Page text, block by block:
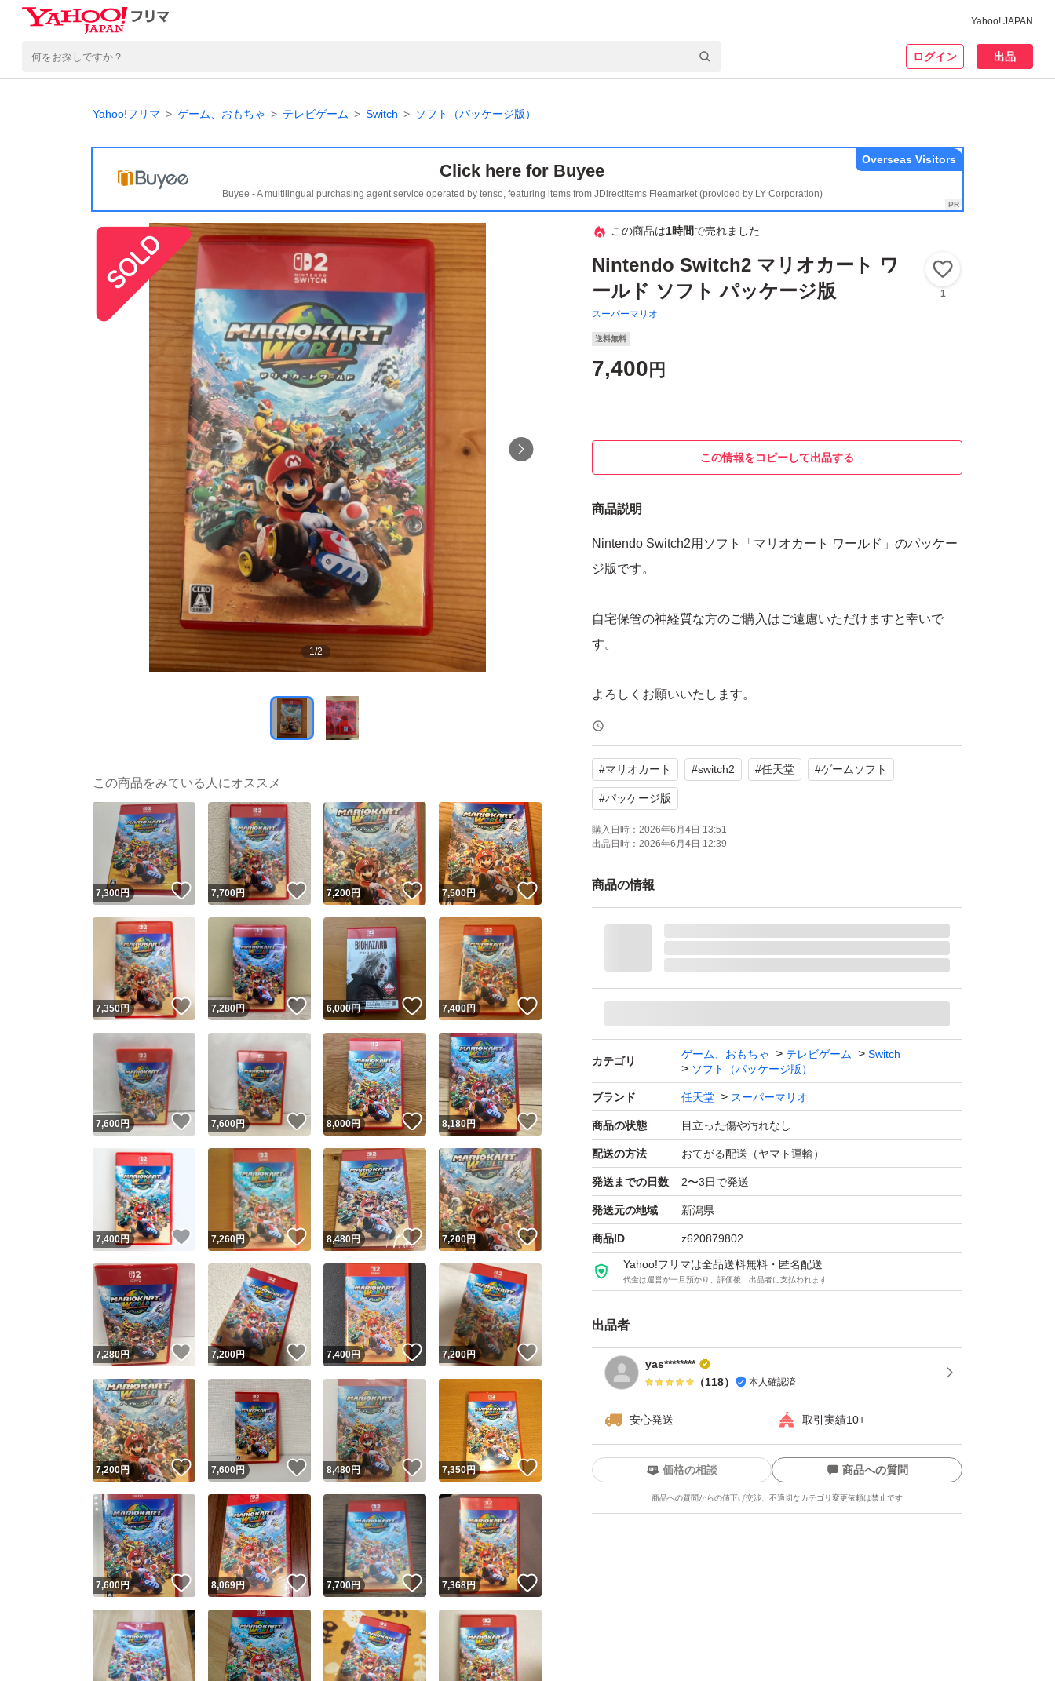
Yahoo! JAPAN
ログイン 出品
Yahoo!フリマ ゲーム、おもちゃ テレビゲーム Switch ソフト（パッケージ版）
Click here for Buyee
Buyee - A multilingual purchasing agent service operated by tenso, featuring items from JDirectItems Fleamarket (provided by LY Corporation)
Overseas Visitors
1/2
この商品は1時間で売れました
Nintendo Switch2 マリオカート ワ
ールド ソフト パッケージ版
スーパーマリオ
1
送料無料
7,400 円
この情報をコピーして出品する
商品説明
Nintendo Switch2用ソフト「マリオカート ワールド」のパッケー
ジ版です。
自宅保管の神経質な方のご購入はご遠慮いただけますと幸いで
す。
よろしくお願いいたします。
#マリオカート #switch2 #任天堂 #ゲームソフト
#パッケージ版
購入日時： 2026年6月4日 13:51
出品日時： 2026年6月4日 12:39
商品の情報
カテゴリ
ゲーム、おもちゃ テレビゲーム
Switch
ソフト（パッケージ版）
ブランド 任天堂 スーパーマリオ
商品の状態 目立った傷や汚れなし
配送の方法 おてがる配送（ヤマト運輸）
発送までの日数 2〜3日で発送
発送元の地域 新潟県
商品ID z620879802
Yahoo!フリマは全品送料無料・匿名配送
代金は運営が一旦預かり、評価後、出品者に支払われます
出品者
yas********
（118） 本人確認済
安心発送 取引実績10+
ユーザーの実績について
Yahoo!フリマが定めた一定の基準を満たしたユーザーにバッジを付与しています
安心取引出品者
安心取引出品者 Yahoo!フリマの基準をクリアした安心・安全なユーザーです
価格の相談 商品への質問
商品への質問からの値下げ交渉、不適切なカテゴリ変更依頼は禁止です
この商品の情報をコピーします
この商品をみている人にオススメ
7,300円 いいね！
7,700円 いいね！
7,200円 いいね！
7,500円
7,350円 いいね！
7,280円 いいね！
6,000円 いいね！
7,400円
7,600円 いいね！
7,600円 いいね！
8,000円 いいね！
8,180円 いいね！
7,400円 いいね！
7,260円 いいね！
8,480円 いいね！
7,200円
7,280円 いいね！
7,200円 いいね！
7,400円 いいね！
7,200円
7,200円 いいね！
7,600円 いいね！
8,480円 いいね！
7,350円
7,600円 いいね！
8,069円 いいね！
7,700円 いいね！
7,368円